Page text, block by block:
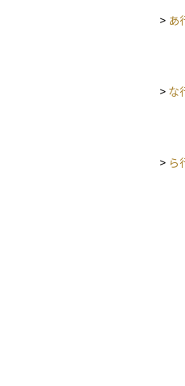
は、行政手続きの中心となる書類の
> あ
> な
> ら